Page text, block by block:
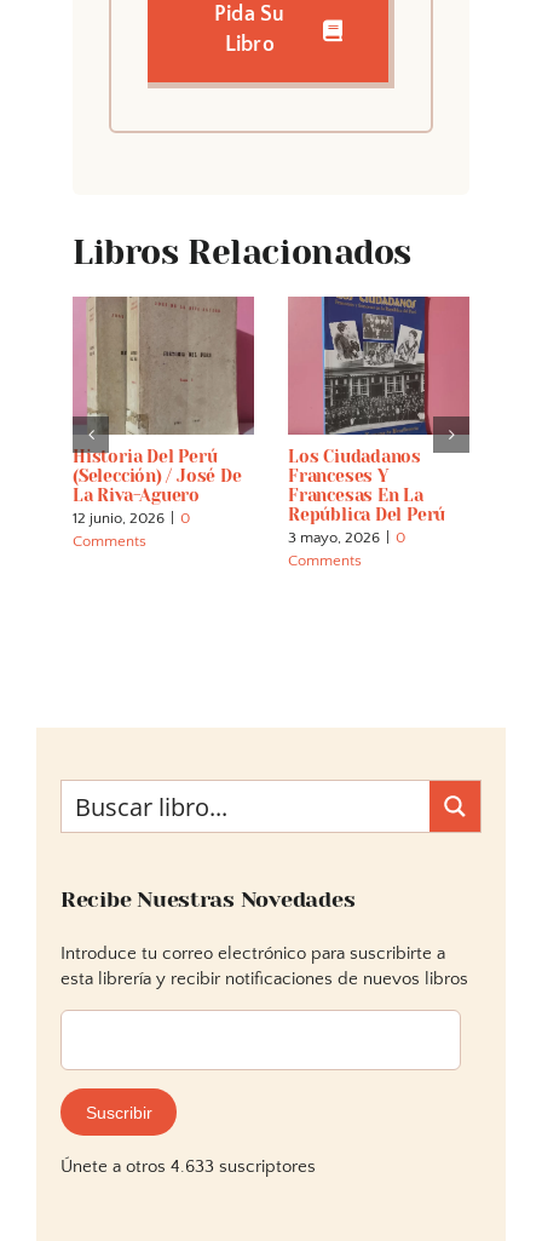
Pida Su
Libro
Libros Relacionados
Historia Del Perú
(selección) / José De
La Riva-Aguero
12 junio, 2026
0
Comments
Los Ciudadanos
Franceses Y
Francesas En La
República Del Perú
3 mayo, 2026
0
Comments
Recibe Nuestras Novedades
Introduce tu correo electrónico para suscribirte a
esta librería y recibir notificaciones de nuevos libros
Dirección
correo
electrónico:
Suscribir
Únete a otros 4.633 suscriptores